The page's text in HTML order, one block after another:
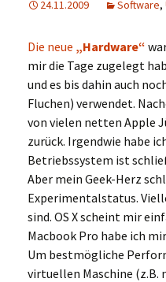
24.11.2009 Software,
Die neue „Hardware“
mir die Tage zugelegt
und es bis dahin auch
Fluchen) verwendet.
von vielen netten Apple
zurück. Irgendwie habe
Betriebssystem ist
Aber mein Geek-Herz
Experimentalstatus.
sind. OS X scheint mir
Macbook Pro habe ich
Um bestmögliche
virtuellen Maschine (z.B.